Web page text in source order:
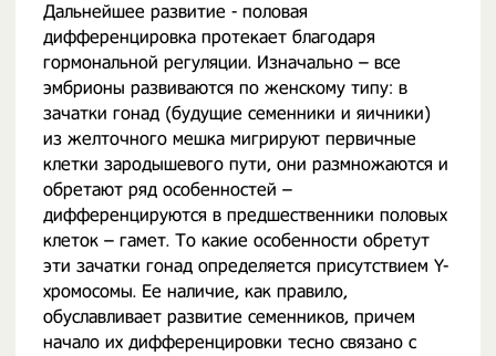
Дальнейшее развитие - половая
дифференцировка протекает благодаря
гормональной регуляции. Изначально – все
эмбрионы развиваются по женскому типу: в
зачатки гонад (будущие семенники и яичники)
из желточного мешка мигрируют первичные
клетки зародышевого пути, они размножаются и
обретают ряд особенностей –
дифференцируются в предшественники половых
клеток – гамет. То какие особенности обретут
эти зачатки гонад определяется присутствием Y-
хромосомы. Ее наличие, как правило,
обуславливает развитие семенников, причем
начало их дифференцировки тесно связано с